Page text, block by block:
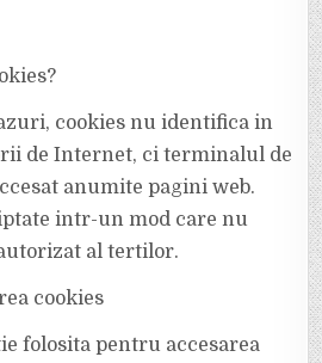
cookies nu identifica in
de Internet, ci terminalul de
anumite pagini web.
intr-un mod care nu
al tertilor.
cookies
folosita pentru accesarea